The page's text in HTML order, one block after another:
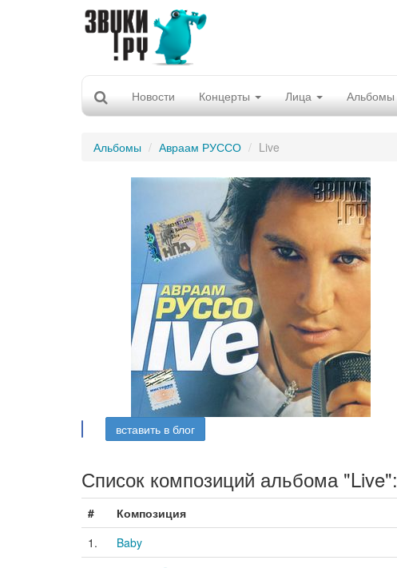
Новости Концерты Лица Альбомы
Альбомы Авраам РУССО Live
вставить в блог
Список композиций альбома "Live":
#
Композиция
1.
Baby